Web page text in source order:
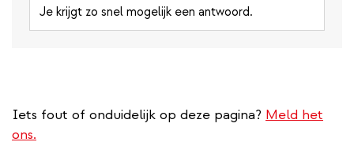
Je krijgt zo snel mogelijk een antwoord.
Iets fout of onduidelijk op deze pagina? Meld het
ons.